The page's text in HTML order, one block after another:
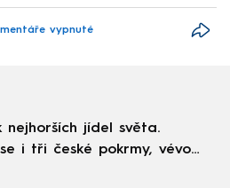
vypnuté
nejhorších jídel světa.
i tři české pokrmy, vévodí